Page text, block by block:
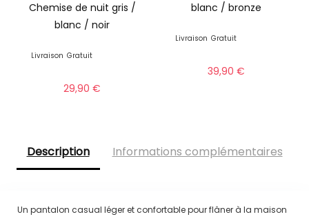
Chemise de nuit gris /
blanc / noir
Livraison Gratuit
29,90€
blanc / bronze
Livraison Gratuit
39,90€
Description Informations complémentaires
Un pantalon casual léger et confortable pour flâner à la maison